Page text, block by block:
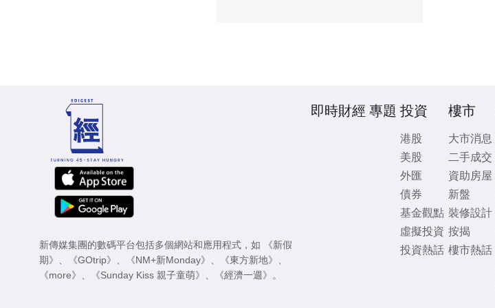
新傳媒集團的數碼平台包括多個網站和應用程式，如
《新假
期》
《GOtrip》 《NM+新Monday》 《東方新地》
《more》
《Sunday Kiss 親子童萌》 《經濟一週》 。
即時財經 專題 投資
港股
美股
外匯
債券
基金觀點
虛擬投資
投資熱話
樓市
大市消息
二手成交
資助房屋
新盤
裝修設計
按揭
樓市熱話